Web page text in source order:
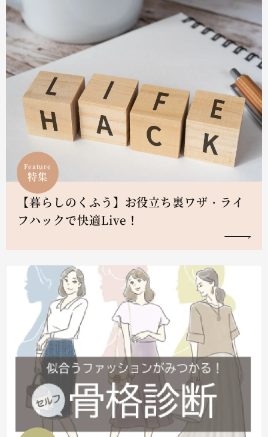
Feature
特集
【暮らしのくふう】お役立ち裏ワザ・ライ
フハックで快適Live！